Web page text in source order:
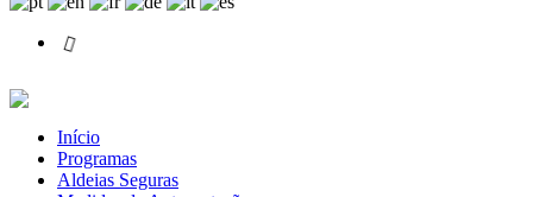
Início
Programas
Aldeias Seguras